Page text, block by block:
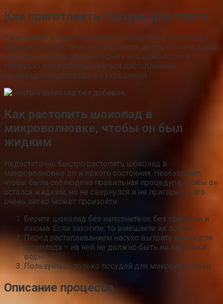
Как приготовить глазурь для торта
Чаще всего вопросом, можно ли растопить шоколад в
микроволновой печи, интересуются, когда готовят декор
для торта и собираются покрыть его шоколадной
глазурью или воспользоваться растопленной
шоколадкой для создания украшений.
Как растопить шоколад в
микроволновке, чтобы он был
жидким
Недостаточно быстро растопить шоколад в
микроволновке до жидкого состояния. Необходимо,
чтобы была соблюдена правильная процедура, чтобы он
остался жидким, но не свернулся и не пригорел, а это
очень легко может произойти.
Берите шоколад без наполнителя, без орешков и
изюма. Если захотите, то вмешаете их потом.
Перед растапливанием насухо вытрите миску для
шоколада – на ней не должно быть ни капельки
воды.
Пользуйтесь только посудой для микроволновки.
Описание процесса